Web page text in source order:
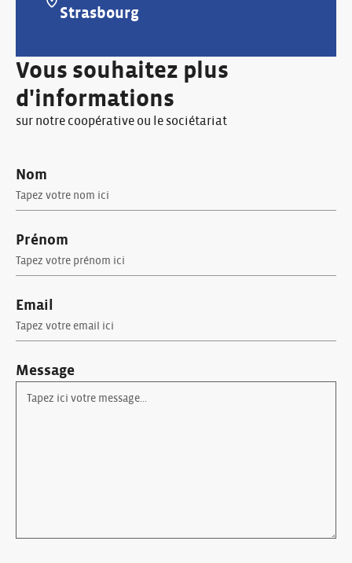
Vous souhaitez plus
d'informations
sur notre coopérative ou le sociétariat
Nom
Prénom
Email
Message
Adresse :
Strasbourg